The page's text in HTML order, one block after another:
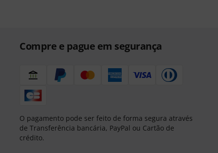
Compre e pague em segurança
O pagamento pode ser feito de forma segura através
de Transferência bancária, PayPal ou Cartão de
crédito.